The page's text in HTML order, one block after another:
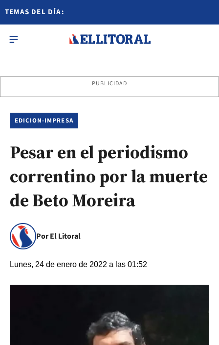
TEMAS DEL DÍA:
PUBLICIDAD
EDICION-IMPRESA
Pesar en el periodismo
correntino por la muerte
de Beto Moreira
Por El Litoral
Lunes, 24 de enero de 2022 a las 01:52